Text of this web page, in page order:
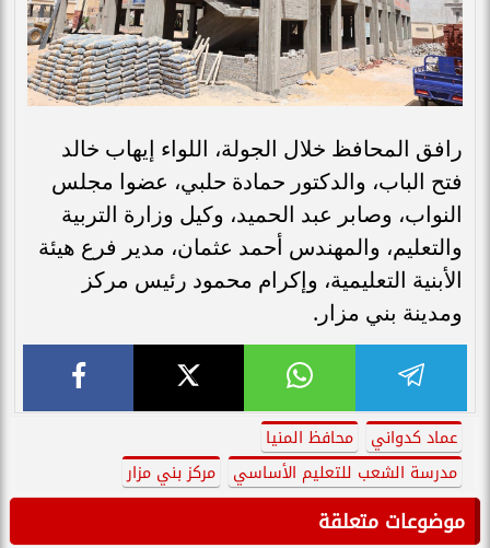
رافق المحافظ خلال الجولة، اللواء إيهاب خالد
فتح الباب، والدكتور حمادة حلبي، عضوا مجلس
النواب، وصابر عبد الحميد، وكيل وزارة التربية
والتعليم، والمهندس أحمد عثمان، مدير فرع هيئة
الأبنية التعليمية، وإكرام محمود رئيس مركز
ومدينة بني مزار.
عماد كدواني
محافظ المنيا
مدرسة الشعب للتعليم الأساسي
مركز بني مزار
موضوعات متعلقة